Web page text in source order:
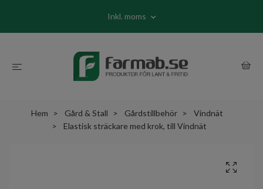
Inkl. moms
Hem Gård & Stall Gårdstillbehör
Vindnät
Elastisk sträckare med krok, till Vindnät